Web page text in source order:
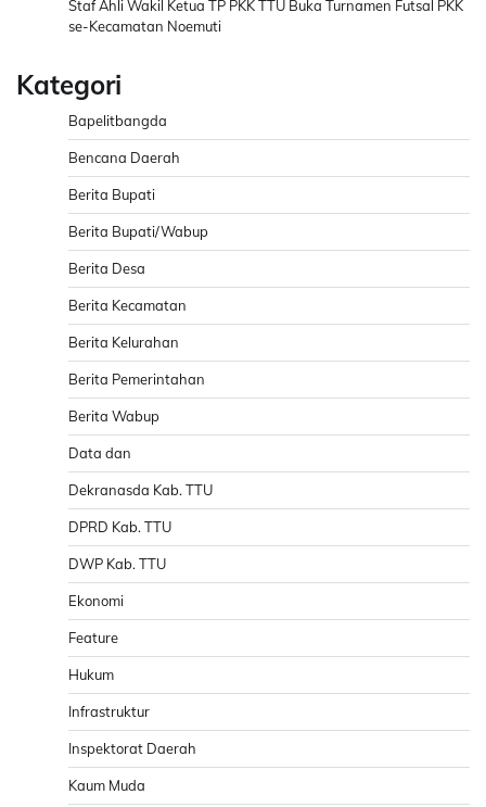
Staf Ahli Wakil Ketua TP PKK TTU Buka Turnamen Futsal PKK
se-Kecamatan Noemuti
Kategori
Bapelitbangda
Bencana Daerah
Berita Bupati
Berita Bupati/Wabup
Berita Desa
Berita Kecamatan
Berita Kelurahan
Berita Pemerintahan
Berita Wabup
Data dan
Dekranasda Kab. TTU
DPRD Kab. TTU
DWP Kab. TTU
Ekonomi
Feature
Hukum
Infrastruktur
Inspektorat Daerah
Kaum Muda